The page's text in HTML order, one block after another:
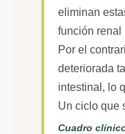
eliminan
función renal
Por el
deteriorada
intestinal, lo
Un ciclo que
Cuadro